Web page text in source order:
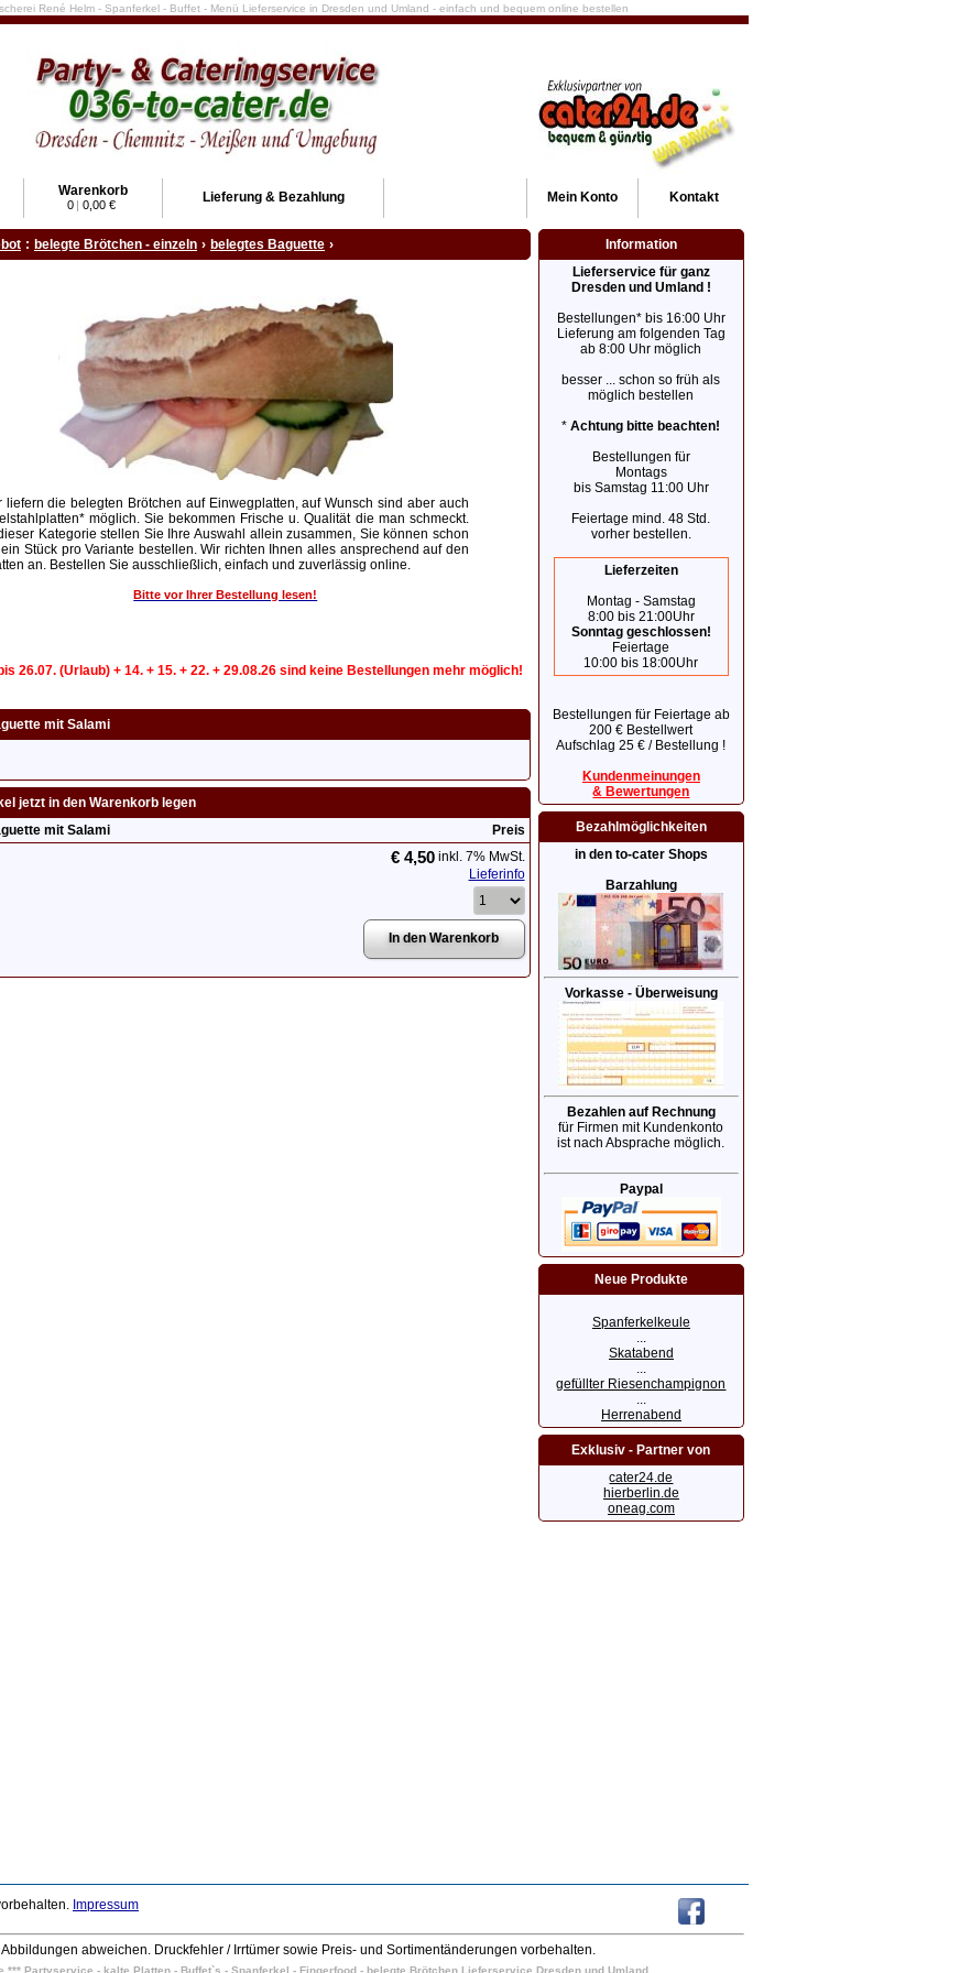
René Helm - Spanferkel - Buffet - Menü Lieferservice in Dresden und Umland - einfach und bequem online bestellen
Warenkorb
0 | 0,00 € Lieferung & Bezahlung Kontakt
Mein Konto
: belegte Brötchen - einzeln › belegtes Baguette ›
liefern die belegten Brötchen auf Einwegplatten, auf Wunsch sind aber auch
möglich. Sie bekommen Frische u. Qualität die man schmeckt.
Kategorie stellen Sie Ihre Auswahl allein zusammen, Sie können schon
Stück pro Variante bestellen. Wir richten Ihnen alles ansprechend auf den
an. Bestellen Sie ausschließlich, einfach und zuverlässig online.
Bitte vor Ihrer Bestellung lesen!
26.07. (Urlaub) + 14. + 15. + 22. + 29.08.26 sind keine Bestellungen mehr möglich!
mit Salami
jetzt in den Warenkorb legen
mit Salami
Preis
€ 4,50inkl. 7% MwSt.
Lieferinfo
Information
Lieferservice für ganz
Dresden und Umland !
Bestellungen* bis 16:00 Uhr
Lieferung am folgenden Tag
ab 8:00 Uhr möglich
besser ... schon so früh als
möglich bestellen
*Achtung bitte beachten!
Bestellungen für
Montags
bis Samstag 11:00 Uhr
Feiertage mind. 48 Std.
vorher bestellen.
Lieferzeiten
Montag - Samstag
8:00 bis 21:00Uhr
Sonntag geschlossen!
Feiertage
10:00 bis 18:00Uhr
Bestellungen für Feiertage ab
200 € Bestellwert
Aufschlag 25 € / Bestellung !
Kundenmeinungen
& Bewertungen
Bezahlmöglichkeiten
in den to-cater Shops
Barzahlung
Vorkasse - Überweisung
Bezahlen auf Rechnung
für Firmen mit Kundenkonto
ist nach Absprache möglich.
Paypal
Neue Produkte
Spanferkelkeule
...
Skatabend
...
gefüllter Riesenchampignon
...
Herrenabend
Exklusiv - Partner von
cater24.de
hierberlin.de
oneag.com
Impressum
abweichen. Druckfehler / Irrtümer sowie Preis- und Sortimentänderungen vorbehalten.
Partyservice - kalte Platten - Buffet`s - Spanferkel - Fingerfood - belegte Brötchen Lieferservice Dresden und Umland